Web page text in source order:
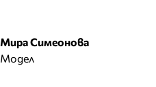
Мира Симеонова
Модел